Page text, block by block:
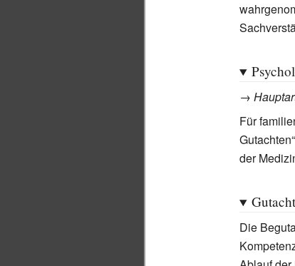
→
Für
der
Die